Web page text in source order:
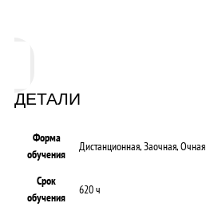
ДЕТАЛИ
Форма
обучения
Дистанционная, Заочная, Очная
Срок
обучения
620 ч